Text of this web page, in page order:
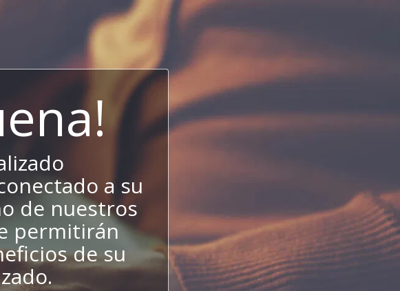
a su
de nuestros
permitirán
de su